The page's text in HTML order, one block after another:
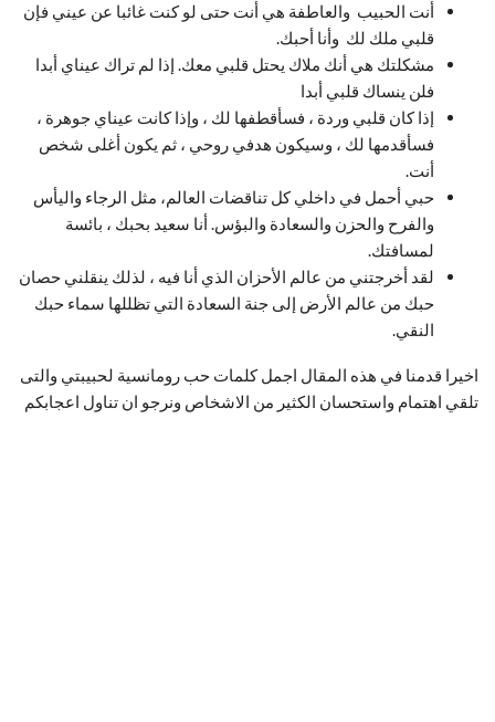
أنت الحبيب والعاطفة هي أنت حتى لو كنت غائبا عن عيني فإن
قلبي ملك لك وأنا أحبك.
مشكلتك هي أنك ملاك يحتل قلبي معك. إذا لم تراك عيناي أبدا
فلن ينساك قلبي أبدا
إذا كان قلبي وردة ، فسأقطفها لك ، وإذا كانت عيناي جوهرة ،
فسأقدمها لك ، وسيكون هدفي روحي ، ثم يكون أغلى شخص
أنت.
حبي أحمل في داخلي كل تناقضات العالم، مثل الرجاء واليأس
والفرح والحزن والسعادة والبؤس. أنا سعيد بحبك ، بائسة
لمسافتك.
لقد أخرجتني من عالم الأحزان الذي أنا فيه ، لذلك ينقلني حصان
حبك من عالم الأرض إلى جنة السعادة التي تظللها سماء حبك
النقي.
اخيرا قدمنا في هذه المقال اجمل كلمات حب رومانسية لحبيبتي والتى
تلقي اهتمام واستحسان الكثير من الاشخاص ونرجو ان تناول اعجابكم